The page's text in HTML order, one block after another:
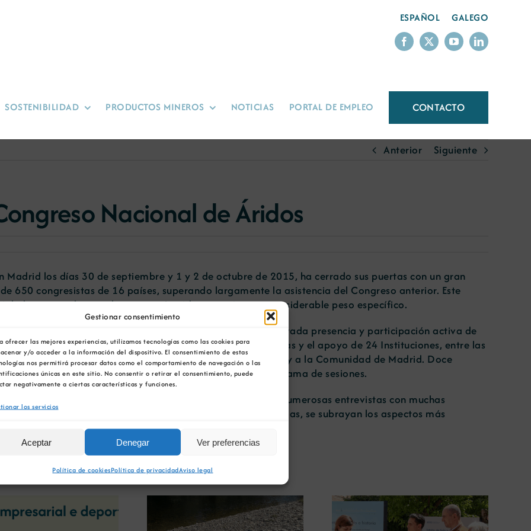
Gestionar consentimiento
ofrecer las mejores experiencias, utilizamos tecnologías como las cookies para
y/o acceder a la información del dispositivo. El consentimiento de estas
nos permitirá procesar datos como el comportamiento de navegación o las
únicas en este sitio. No consentir o retirar el consentimiento, puede
negativamente a ciertas características y funciones.
los servicios
Aceptar Denegar Ver preferencias
Política de cookiesPolítica de privacidadAviso legal
ESPAÑOL GALEGO
SOSTENIBILIDAD PRODUCTOS MINEROS NOTICIAS PORTAL DE EMPLEO CONTACTO
Anterior Siguiente
Nacional de Áridos
Madrid los días 30 de septiembre y 1 y 2 de octubre de 2015, ha cerrado sus puertas con un gran
650 congresistas de 16 países, superando largamente la asistencia del Congreso anterior. Este
demostrando que el sector está unido y que tiene un considerable peso específico.
un muy importante apoyo de las Administraciones, con elevada presencia y participación activa de
de 3 Ministerios y 16 de las 17 Comunidades Autónomas y el apoyo de 24 Instituciones, entre las
Rey Felipe VI, al Ministerio de Industria, Energía y Turismo y a la Comunidad de Madrid. Doce
medio ambiente han participado activamente en el programa de sesiones.
se recogen además de la información gráfica del evento, numerosas entrevistas con muchas
conclusiones finales establecidas como un decálogo. En ellas, se subrayan los aspectos más
y debates.